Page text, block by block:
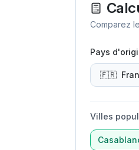
Comparez
Pays
🇫🇷
Villes